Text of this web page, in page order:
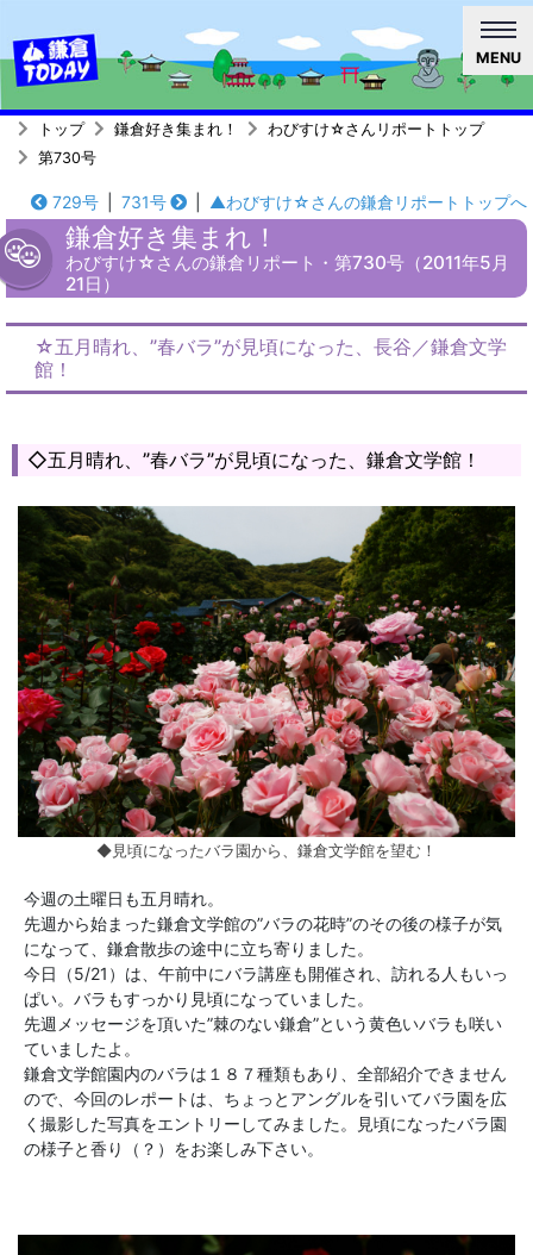
MENU
トップ 鎌倉好き集まれ！
わびすけ☆さんリポートトップ
第730号
729号 731号 ▲わびすけ☆さんの鎌倉リポートトップへ
鎌倉好き集まれ！
わびすけ☆さんの鎌倉リポート・第730号（2011年5月
21日）
☆五月晴れ、”春バラ”が見頃になった、長谷／鎌倉文学
館！
◇五月晴れ、”春バラ”が見頃になった、鎌倉文学館！
◆見頃になったバラ園から、鎌倉文学館を望む！
今週の土曜日も五月晴れ。
先週から始まった鎌倉文学館の”バラの花時”のその後の様子が気
になって、鎌倉散歩の途中に立ち寄りました。
今日（5/21）は、午前中にバラ講座も開催され、訪れる人もいっ
ぱい。バラもすっかり見頃になっていました。
先週メッセージを頂いた”棘のない鎌倉”という黄色いバラも咲い
ていましたよ。
鎌倉文学館園内のバラは１８７種類もあり、全部紹介できません
ので、今回のレポートは、ちょっとアングルを引いてバラ園を広
く撮影した写真をエントリーしてみました。見頃になったバラ園
の様子と香り（？）をお楽しみ下さい。